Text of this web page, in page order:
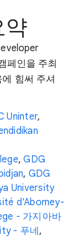
약
페인을 주최
힘써 주셔
Uninter,
,GDG
, GDG
University
d'Abomey-
- 가지아바
- 푸네,